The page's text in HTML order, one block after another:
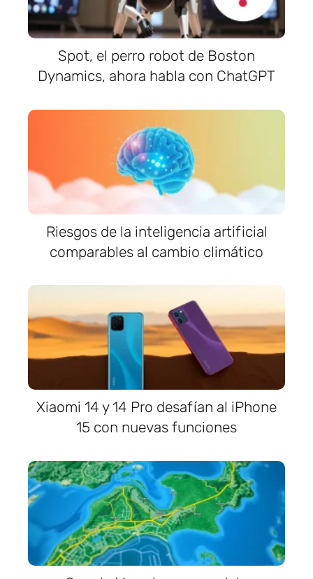
Spot, el perro robot de Boston
Dynamics, ahora habla con ChatGPT
Riesgos de la inteligencia artificial
comparables al cambio climático
Xiaomi 14 y 14 Pro desafían al iPhone
15 con nuevas funciones